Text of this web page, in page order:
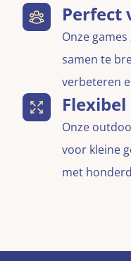
Perfect
Onze
samen te
verbeteren
Onze
voor kleine
met